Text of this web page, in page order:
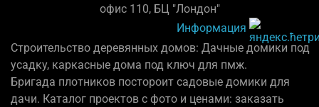
офис 110, БЦ "Лондон"
Информация
Строительство деревянных домов: Дачные домики под
усадку, каркасные дома под ключ для пмж.
Бригада плотников постороит садовые домики для
дачи. Каталог проектов с фото и ценами: заказать